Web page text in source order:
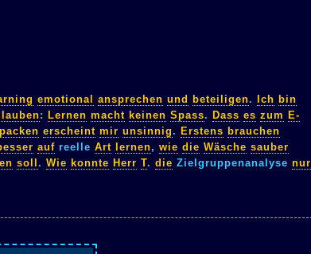
emotional ansprechen und beteiligen. Ich bin
: Lernen macht keinen Spass. Dass es zum E-
erscheint mir unsinnig. Erstens brauchen
auf reelle Art lernen, wie die Wäsche sauber
soll . Wie konnte Herr T. die Zielgruppenanalyse nur